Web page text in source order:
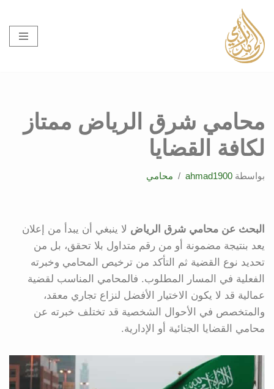
تخطى
إلى
المحتوى
محامي شرق الرياض ممتاز
لكافة القضايا
بواسطة ahmad1900 محامي
البحث عن محامي شرق الرياض لا ينبغي أن يبدأ من إعلان
يعد بنتيجة مضمونة أو من رقم متداول بلا تحقق، بل من
تحديد نوع القضية ثم التأكد من ترخيص المحامي وخبرته
الفعلية في المسار المطلوب. فالمحامي المناسب لقضية
عمالية قد لا يكون الاختيار الأفضل لنزاع تجاري معقد،
والمتخصص في الأحوال الشخصية قد تختلف خبرته عن
محامي القضايا الجنائية أو الإدارية.